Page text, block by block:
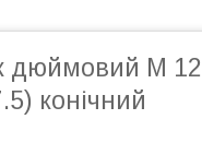
дюймовий M
конічний